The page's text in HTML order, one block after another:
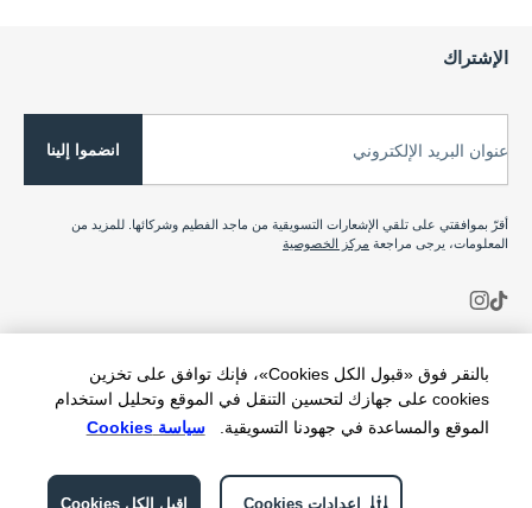
بالنقر فوق «قبول الكل Cookies»، فإنك توافق على تخزين
cookies على جهازك لتحسين التنقل في الموقع وتحليل استخدام
الموقع والمساعدة في جهودنا التسويقية.
سياسة Cookies
اقبل الكل Cookies إعدادات Cookies
الإشتراك
عنوان البريد الإلكتروني انضموا إلينا
أقرّ بموافقتي على تلقي الإشعارات التسويقية من ماجد الفطيم وشركائها. للمزيد من
المعلومات، يرجى مراجعة مركز الخصوصية